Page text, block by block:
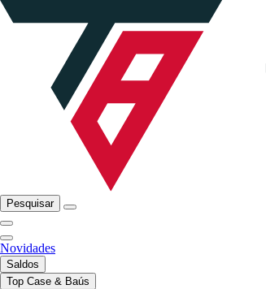
Pesquisar
Novidades
Saldos
Top Case & Baús